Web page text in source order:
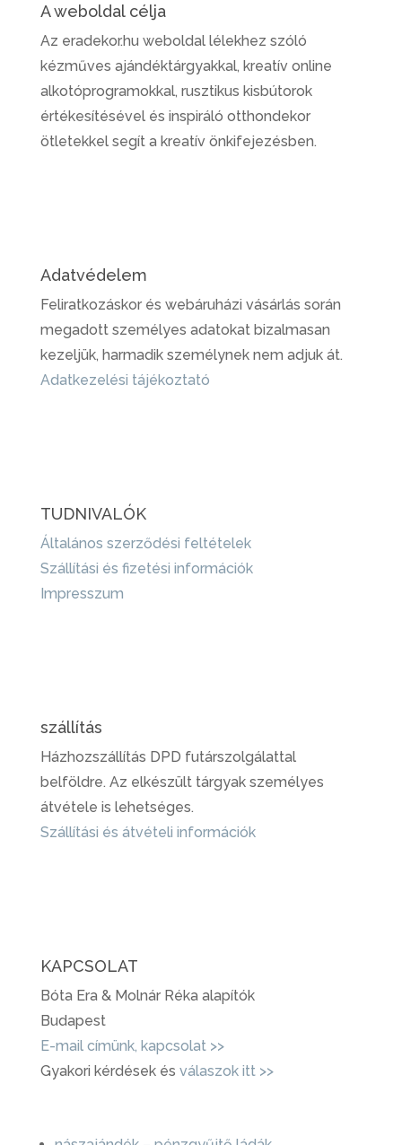
A weboldal célja
Az eradekor.hu weboldal lélekhez szóló
kézműves ajándéktárgyakkal, kreatív online
alkotóprogramokkal, rusztikus kisbútorok
értékesítésével és inspiráló otthondekor
ötletekkel segít a kreatív önkifejezésben.
Adatvédelem
Feliratkozáskor és webáruházi vásárlás során
megadott személyes adatokat bizalmasan
kezeljük, harmadik személynek nem adjuk át.
Adatkezelési tájékoztató
TUDNIVALÓK
Általános szerződési feltételek
Szállítási és fizetési információk
Impresszum
szállítás
Házhozszállítás DPD futárszolgálattal
belföldre. Az elkészült tárgyak személyes
átvétele is lehetséges.
Szállítási és átvételi információk
KAPCSOLAT
Bóta Era & Molnár Réka alapítók
Budapest
E-mail címünk, kapcsolat >>
Gyakori kérdések és válaszok itt >>